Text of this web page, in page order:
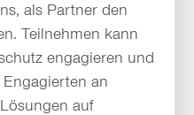
als Partner den
Teilnehmen kann
engagieren und
an
auf